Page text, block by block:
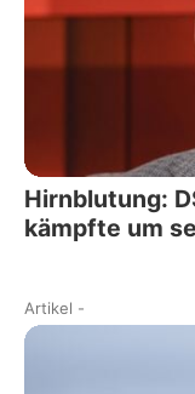
Hirnblutung:
kämpfte um
Artikel -